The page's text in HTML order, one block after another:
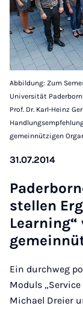
Abbildung: Zum
Universität
Prof. Dr. Karl-Heinz
gemeinnützigen
31.07.2014
stel­len
Ein durchweg
Moduls
Michael Dreier